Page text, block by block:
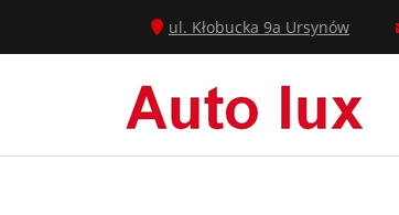
ul. Kłobucka 9a Ursynów